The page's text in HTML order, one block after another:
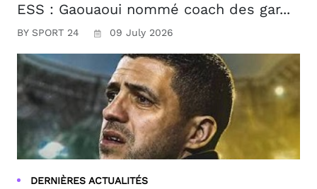
ESS : Gaouaoui nommé coach des gar...
BY SPORT 24 09 July 2026
DERNIÈRES ACTUALITÉS